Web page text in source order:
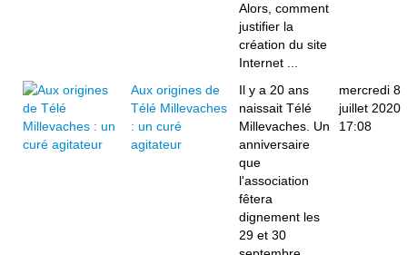
Alors, comment
justifier la
création du site
Internet ...
Aux origines de
Télé Millevaches
: un curé
agitateur
Il y a 20 ans
naissait Télé
Millevaches. Un
anniversaire
que
l'association
fêtera
dignement les
29 et 30
mercredi 8
juillet 2020
17:08